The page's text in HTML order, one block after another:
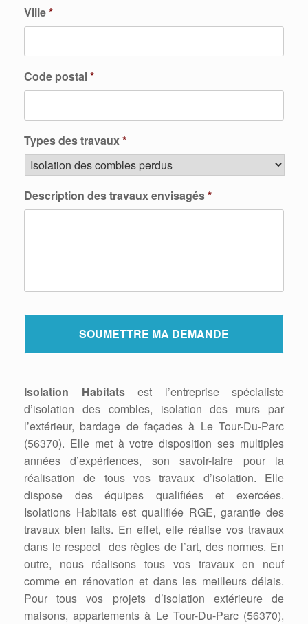
Ville*
Code postal*
Types des travaux*
Description des travaux envisagés*
Isolation Habitatsest l’entreprise spécialiste
d’isolation des combles, isolation des murs par
l’extérieur, bardage de façades à Le Tour-Du-Parc
(56370). Elle met à votre disposition ses multiples
années d’expériences, son savoir-faire pour la
réalisation de tous vos travaux d’isolation. Elle
dispose des équipes qualifiées et exercées.
Isolations Habitats est qualifiée RGE, garantie des
travaux bien faits. En effet, elle réalise vos travaux
dans le respect des règles de l’art, des normes. En
outre, nous réalisons tous vos travaux en neuf
comme en rénovation et dans les meilleurs délais.
Pour tous vos projets d’isolation extérieure de
maisons, appartements à Le Tour-Du-Parc (56370),